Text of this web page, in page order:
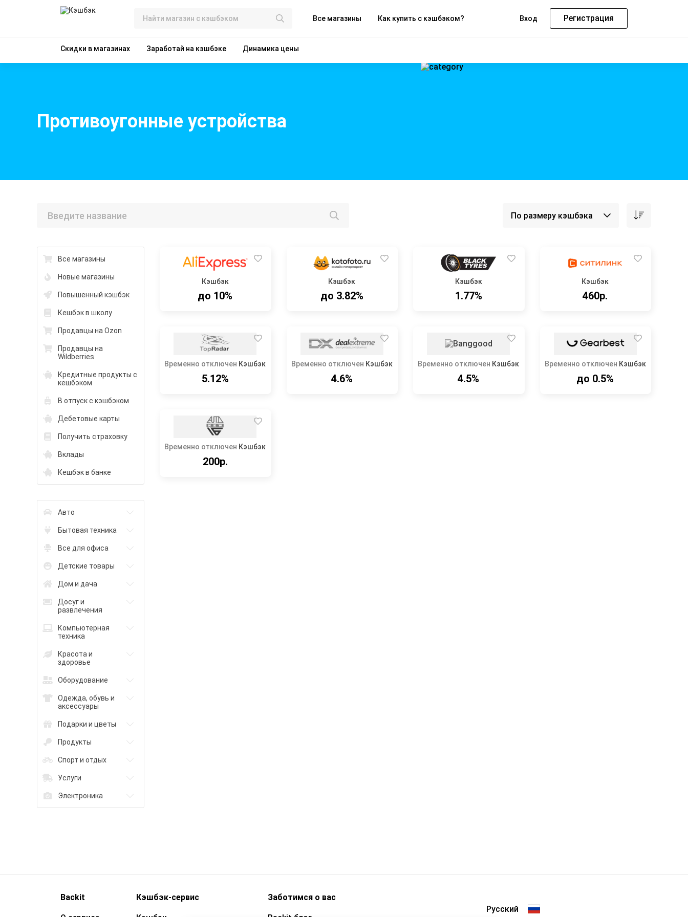
Все магазины Как купить с кэшбэком? Вход Регистрация
Скидки в магазинах Заработай на кэшбэке Динамика цены
Противоугонные устройства
Все магазины
Новые магазины
Повышенный кэшбэк
Кешбэк в школу
Продавцы на Ozon
Продавцы на
Wildberries
Кредитные продукты с
кешбэком
В отпуск с кэшбэком
Дебетовые карты
Получить страховку
Вклады
Кешбэк в банке
Авто
Бытовая техника
Все для офиса
Детские товары
Дом и дача
Досуг и
развлечения
Компьютерная
техника
Красота и
здоровье
Оборудование
Одежда, обувь и
аксессуары
Подарки и цветы
Продукты
Спорт и отдых
Услуги
Электроника
Кэшбэк
до 10%
Кэшбэк
до 3.82%
Кэшбэк
1.77%
Кэшбэк
460р.
Временно отключен Кэшбэк
5.12%
Временно отключен Кэшбэк
4.6%
Временно отключен Кэшбэк
4.5%
Временно отключен Кэшбэк
до 0.5%
Временно отключен Кэшбэк
200р.
Backit Кэшбэк-сервис Заботимся о вас